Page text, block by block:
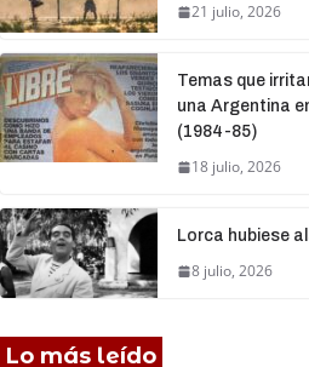
21 julio, 2026
Temas que
una Argentina
(1984-85)
18 julio, 2026
Lorca hubiese
8 julio, 2026
Lo más leído